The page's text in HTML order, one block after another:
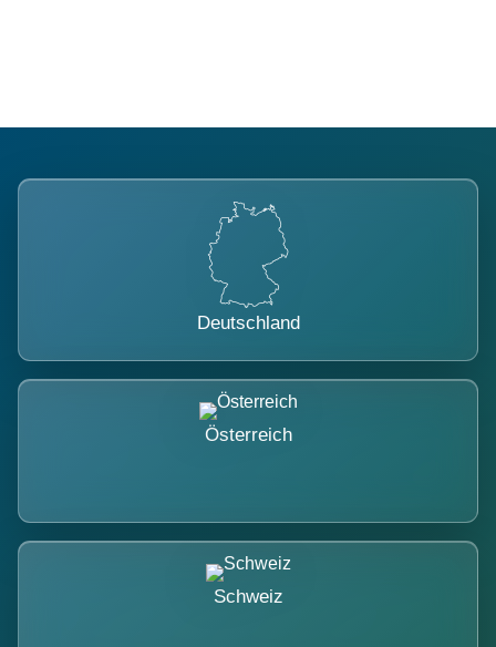
Deutschland
Österreich
Schweiz